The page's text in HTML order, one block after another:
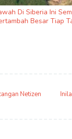
Di Siberia Ini
Besar Tiap
Netizen